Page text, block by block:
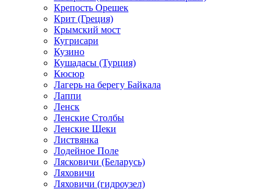
Крепость Орешек
Крит (Греция)
Крымский мост
Кугрисари
Кузино
Кушадасы (Турция)
Кюсюр
Лагерь на берегу Байкала
Лаппи
Ленск
Ленские Столбы
Ленские Щеки
Листвянка
Лодейное Поле
Лясковичи (Беларусь)
Ляховичи
Ляховичи (гидроузел)